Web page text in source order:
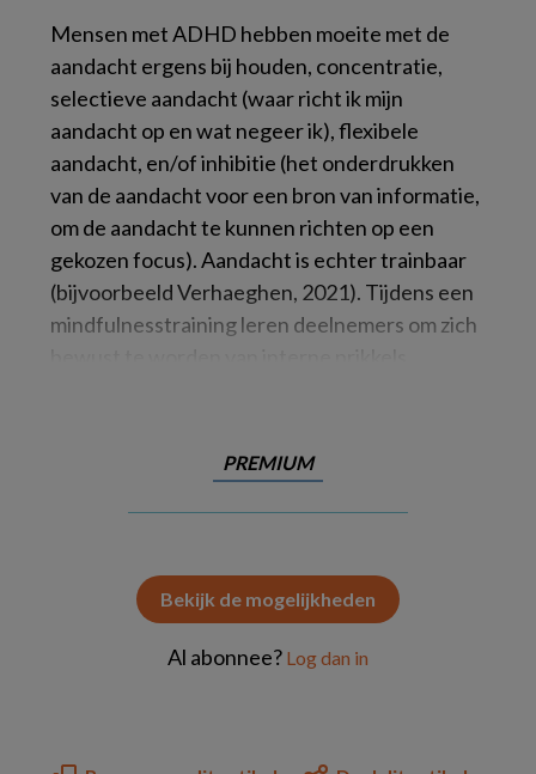
Mensen met ADHD hebben moeite met de
aandacht ergens bij houden, concentratie,
selectieve aandacht (waar richt ik mijn
aandacht op en wat negeer ik), flexibele
aandacht, en/of inhibitie (het onderdrukken
van de aandacht voor een bron van informatie,
om de aandacht te kunnen richten op een
gekozen focus). Aandacht is echter trainbaar
(bijvoorbeeld Verhaeghen, 2021). Tijdens een
mindfulnesstraining leren deelnemers om zich
PREMIUM
Bekijk de mogelijkheden
Al abonnee? Log dan in